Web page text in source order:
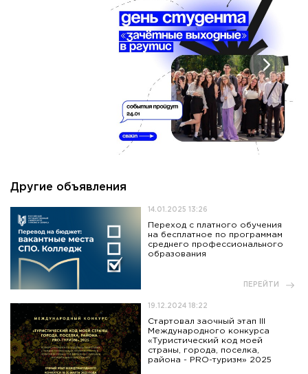
Другие объявления
14.01.2025 13:26
Переход с платного обучения
на бесплатное по программам
среднего профессионального
образования
ПЕРЕЙТИ
19.12.2024 18:22
Стартовал заочный этап III
Международного конкурса
«Туристический код моей
страны, города, поселка,
района - PRO-туризм» 2025